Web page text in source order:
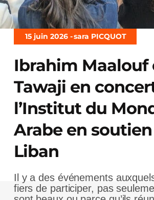
15 juin 2026 -sara PICQUOT
Ibrahim Maalouf
Tawaji en
l’Institut du
Arabe en
Liban
Il y a des événements
fiers de participer, pas